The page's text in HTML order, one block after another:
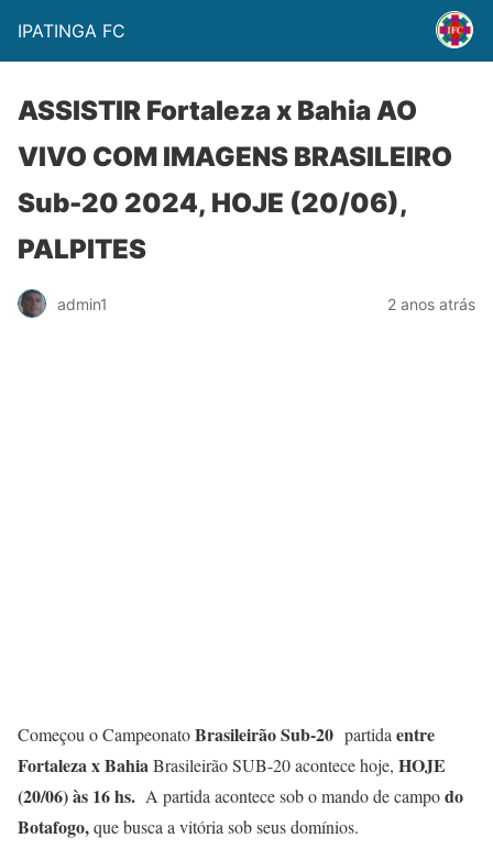
IPATINGA FC
ASSISTIR Fortaleza x Bahia AO
VIVO COM IMAGENS BRASILEIRO
Sub-20 2024, HOJE (20/06),
PALPITES
admin1 2 anos atrás
Começou o CampeonatoBrasileirão Sub-20 partida entre
Fortaleza x BahiaBrasileirão SUB-20 acontece hoje, HOJE
(20/06) às 16 hs. A partida acontece sob o mando de campodo
Botafogo,que busca a vitória sob seus domínios.